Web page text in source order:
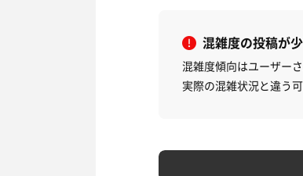
混雑度の投稿が
混雑度傾向はユーザー
実際の混雑状況と違う